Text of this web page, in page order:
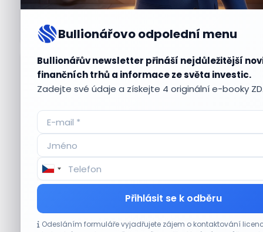
Bullionářovo odpolední menu
Bullionářův newsletter přináší nejdůležitější
finančních trhů a informace ze světa investic.
Zadejte své údaje a získejte 4 originální e-booky
Přihlásit se k odběru
Odesláním formuláře vyjadřujete zájem o kontaktování
Aktuálnípříležitosti
Výsledky společností jsou silné. Proč to